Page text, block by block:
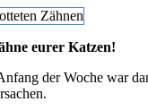
eurer Katzen!
der Woche war